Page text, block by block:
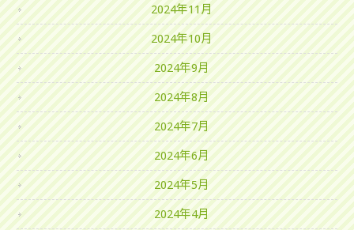
2024年11月
2024年10月
2024年9月
2024年8月
2024年7月
2024年6月
2024年5月
2024年4月